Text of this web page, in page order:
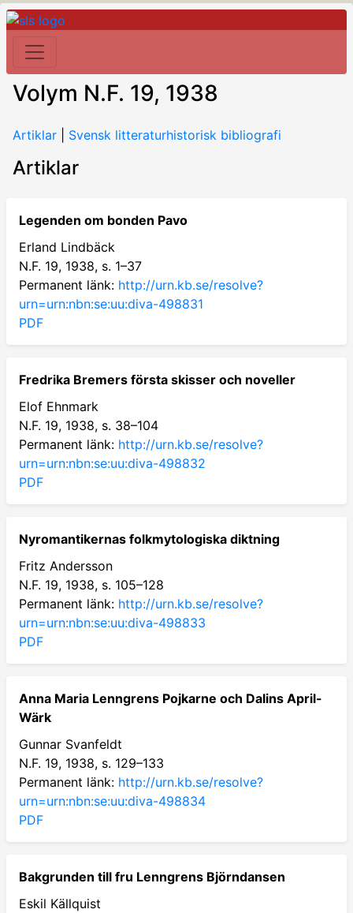
Volym N.F. 19, 1938
Artiklar Svensk litteraturhistorisk bibliografi
Artiklar
Legenden om bonden Pavo
Erland Lindbäck
N.F. 19, 1938, s. 1–37
Permanent länk: http://urn.kb.se/resolve?
urn=urn:nbn:se:uu:diva-498831
PDF
Fredrika Bremers första skisser och noveller
Elof Ehnmark
N.F. 19, 1938, s. 38–104
Permanent länk: http://urn.kb.se/resolve?
urn=urn:nbn:se:uu:diva-498832
PDF
Nyromantikernas folkmytologiska diktning
Fritz Andersson
N.F. 19, 1938, s. 105–128
Permanent länk: http://urn.kb.se/resolve?
urn=urn:nbn:se:uu:diva-498833
PDF
Anna Maria Lenngrens Pojkarne och Dalins April-
Wärk
Gunnar Svanfeldt
N.F. 19, 1938, s. 129–133
Permanent länk: http://urn.kb.se/resolve?
urn=urn:nbn:se:uu:diva-498834
PDF
Bakgrunden till fru Lenngrens Björndansen
Eskil Källquist